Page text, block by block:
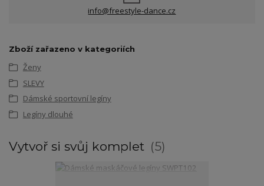
info@freestyle-dance.cz
Zboží zařazeno v kategoriích
Ženy
SLEVY
Dámské sportovní legíny
Legíny dlouhé
Vytvoř si svůj komplet 5